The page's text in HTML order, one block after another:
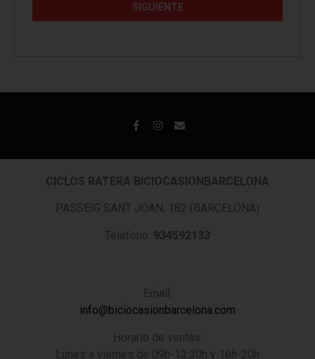
SIGUIENTE
CICLOS RATERA BICIOCASIONBARCELONA
PASSEIG SANT JOAN, 182 (BARCELONA)
Telefono: 934592133
Email:
info@biciocasionbarcelona.com
Horario de ventas:
Lunes a viernes de 09h-13:30h y 16h-20h